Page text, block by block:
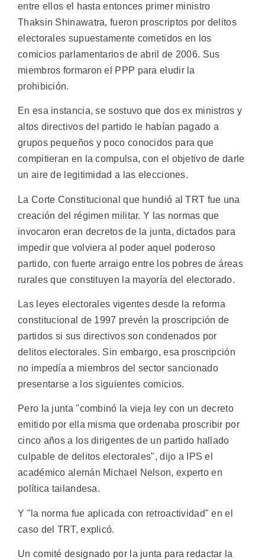
entre ellos el hasta entonces primer ministro
Thaksin Shinawatra, fueron proscriptos por delitos
electorales supuestamente cometidos en los
comicios parlamentarios de abril de 2006. Sus
miembros formaron el PPP para eludir la
prohibición.
En esa instancia, se sostuvo que dos ex ministros y
altos directivos del partido le habían pagado a
grupos pequeños y poco conocidos para que
compitieran en la compulsa, con el objetivo de darle
un aire de legitimidad a las elecciones.
La Corte Constitucional que hundió al TRT fue una
creación del régimen militar. Y las normas que
invocaron eran decretos de la junta, dictados para
impedir que volviera al poder aquel poderoso
partido, con fuerte arraigo entre los pobres de áreas
rurales que constituyen la mayoría del electorado.
Las leyes electorales vigentes desde la reforma
constitucional de 1997 prevén la proscripción de
partidos si sus directivos son condenados por
delitos electorales. Sin embargo, esa proscripción
no impedía a miembros del sector sancionado
presentarse a los siguientes comicios.
Pero la junta "combinó la vieja ley con un decreto
emitido por ella misma que ordenaba proscribir por
cinco años a los dirigentes de un partido hallado
culpable de delitos electorales", dijo a IPS el
académico alemán Michael Nelson, experto en
política tailandesa.
Y "la norma fue aplicada con retroactividad" en el
caso del TRT, explicó.
Un comité designado por la junta para redactar la